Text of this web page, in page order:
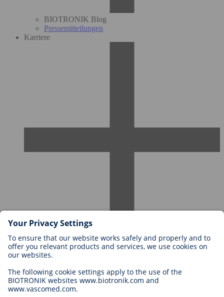
BIOTRONIK Blog
Pressemitteilungen
Karriere
Karriere bei BIOTRONIK
Einstieg
Bewerbung
Karrierechancen